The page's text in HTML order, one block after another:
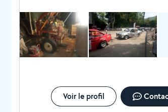
Voir le profil